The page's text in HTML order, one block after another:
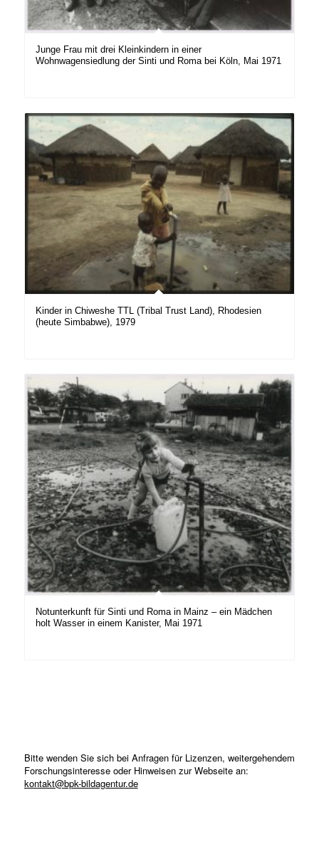
Junge Frau mit drei Kleinkindern in einer
Wohnwagensiedlung der Sinti und Roma bei Köln, Mai 1971
Kinder in Chiweshe TTL (Tribal Trust Land), Rhodesien
(heute Simbabwe), 1979
Notunterkunft für Sinti und Roma in Mainz – ein Mädchen
holt Wasser in einem Kanister, Mai 1971
Bitte wenden Sie sich bei Anfragen für Lizenzen, weitergehendem
Forschungsinteresse oder Hinweisen zur Webseite an:
kontakt@bpk-bildagentur.de